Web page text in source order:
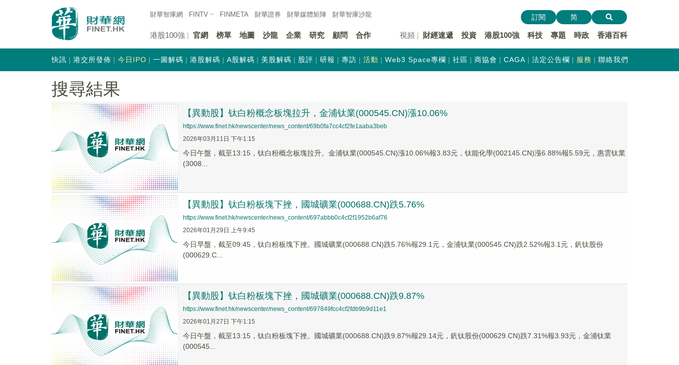
財華智庫網 FINTV FINMETA 財華證券 財華媒體矩陣 財華智庫沙龍
港股100強 官網 榜單 地圖 沙龍 企業 研究 顧問 合作 視頻 財經速遞 投資 港股100強 科技 專題 時政 香港百科
訂閱 简
快訊 港交所發佈 今日IPO 一圖解碼 港股解碼 A股解碼 美股解碼 股評 研報 專訪 活動 Web3 Space專欄 社區 商協會 CAGA 法定公告欄 服務 聯絡我們
搜尋結果
【異動股】钛白粉概念板塊拉升，金浦钛業(000545.CN)漲10.06%
https://www.finet.hk/newscenter/news_content/69b0fa7cc4cf2fe1aaba3beb
2026年03月11日 下午1:15
今日午盤，截至13:15，钛白粉概念板塊拉升。金浦钛業(000545.CN)漲10.06%報3.83元，钛能化學(002145.CN)漲6.88%報5.59元，惠雲钛業
(3008...
【異動股】钛白粉板塊下挫，國城礦業(000688.CN)跌5.76%
https://www.finet.hk/newscenter/news_content/697abbb0c4cf2f1952b6af76
2026年01月29日 上午9:45
今日早盤，截至09:45，钛白粉板塊下挫。國城礦業(000688.CN)跌5.76%報29.1元，金浦钛業(000545.CN)跌2.52%報3.1元，釩钛股份
(000629.C...
【異動股】钛白粉板塊下挫，國城礦業(000688.CN)跌9.87%
https://www.finet.hk/newscenter/news_content/697849fcc4cf2fdb9b9d11e1
2026年01月27日 下午1:15
今日午盤，截至13:15，钛白粉板塊下挫。國城礦業(000688.CN)跌9.87%報29.14元，釩钛股份(000629.CN)跌7.31%報3.93元，金浦钛業
(000545...